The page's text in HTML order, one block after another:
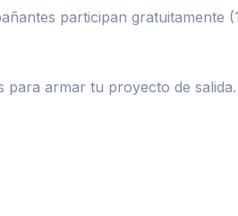
participan gratuitamente
para armar tu proyecto de salida.